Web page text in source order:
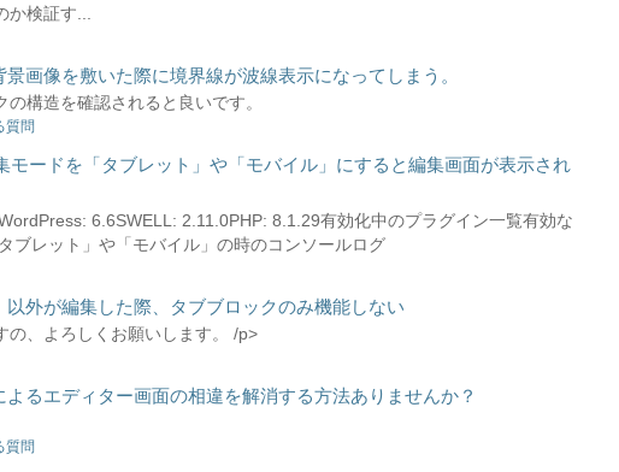
検証す...
画像を敷いた際に境界線が波線表示になってしまう。
構造を確認されると良いです。
質問
モードを「タブレット」や「モバイル」にすると編集画面が表示され
6.6SWELL: 2.11.0PHP: 8.1.29有効化中のプラグイン一覧有効な
ブレット」や「モバイル」の時のコンソールログ
外が編集した際、タブブロックのみ機能しない
の、よろしくお願いします。 /p>
るエディター画面の相違を解消する方法ありませんか？
質問